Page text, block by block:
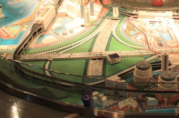
Östliches Yamaguchi
Ehime
Shimane